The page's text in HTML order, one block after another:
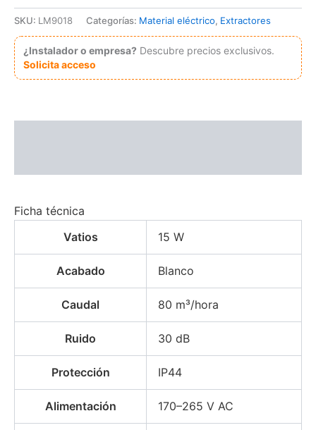
cantidad
SKU: LM9018 Categorías: Material eléctrico, Extractores
¿Instalador o empresa? Descubre precios exclusivos.
Solicita acceso
Ficha técnica
Vatios
15 W
Acabado Blanco
Caudal 80 m³/hora
Ruido 30 dB
Protección IP44
Alimentación 170–265 V AC